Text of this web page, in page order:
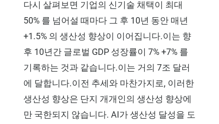
다시 살펴보면 기업의 신기술 채택이 최대
50% 를 넘어설 때마다 그 후 10년 동안 매년
+1.5% 의 생산성 향상이 이어집니다.이는 향
후 10년간 글로벌 GDP 성장률이 7% +7% 를
기록하는 것과 같습니다.이는 거의 7조 달러
에 달합니다.이전 추세와 마찬가지로, 이러한
생산성 향상은 단지 개개인의 생산성 향상에
만 국한되지 않습니다. AI가 생산성 달성을 도